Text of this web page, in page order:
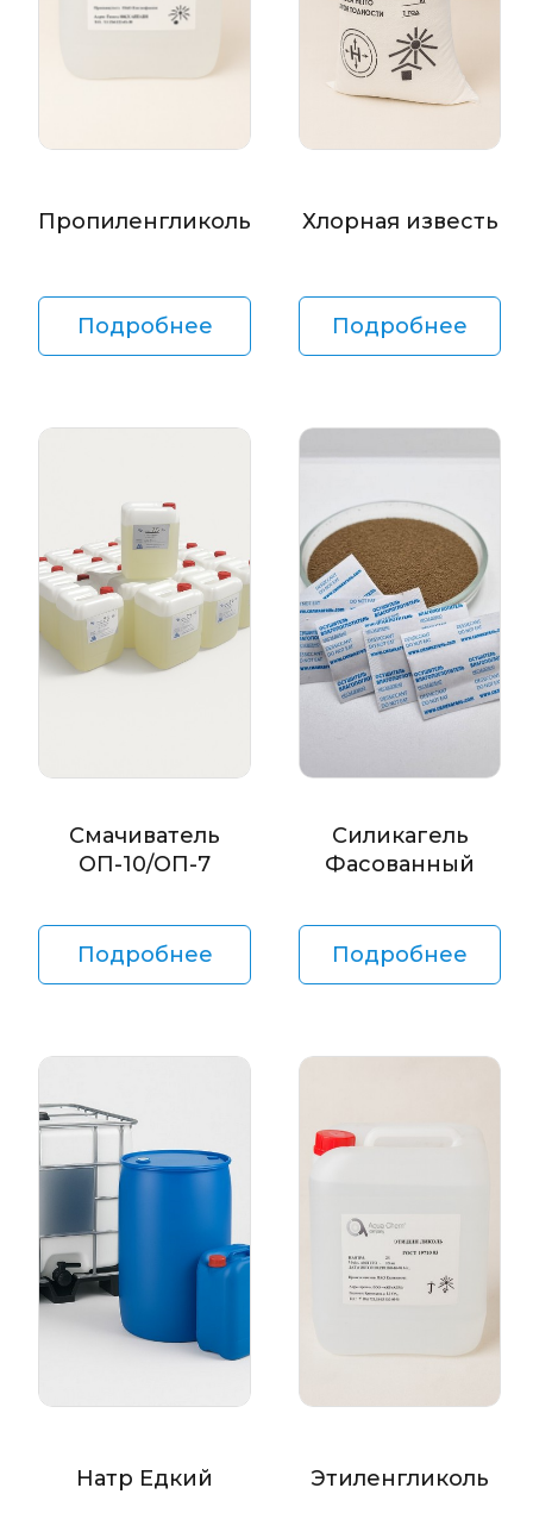
Пропиленгликоль
Подробнее
Хлорная известь
Подробнее
Смачиватель
ОП-10/ОП-7
Подробнее
Силикагель
Фасованный
Подробнее
Натр Едкий Этиленгликоль